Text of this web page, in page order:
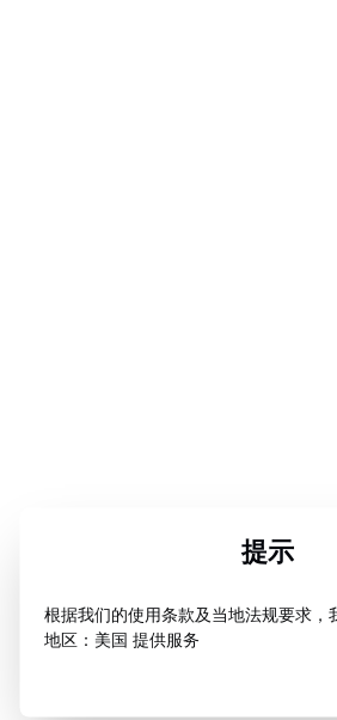
提示
根据我们的使用条款及当地法规要求，
地区：美国 提供服务